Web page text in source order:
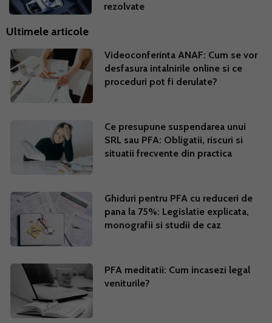
rezolvate
Ultimele articole
Videoconferinta ANAF: Cum se vor
desfasura intalnirile online si ce
proceduri pot fi derulate?
Ce presupune suspendarea unui
SRL sau PFA: Obligatii, riscuri si
situatii frecvente din practica
Ghiduri pentru PFA cu reduceri de
pana la 75%: Legislatie explicata,
monografii si studii de caz
PFA meditatii: Cum incasezi legal
veniturile?